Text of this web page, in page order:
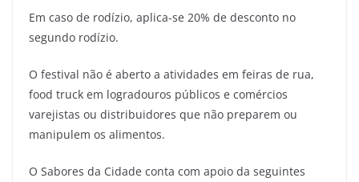
Em caso de rodízio, aplica-se 20% de desconto no
segundo rodízio.
O festival não é aberto a atividades em feiras de rua,
food truck em logradouros públicos e comércios
varejistas ou distribuidores que não preparem ou
manipulem os alimentos.
O Sabores da Cidade conta com apoio da seguintes